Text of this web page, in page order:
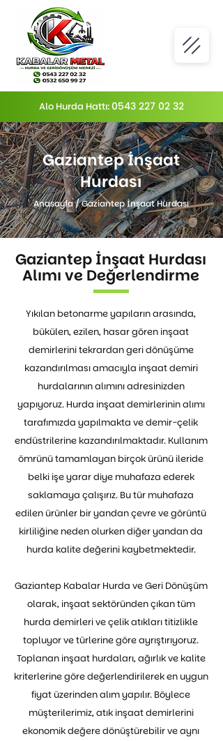
Alo Hurda Hattı:0543 227 02 32
Gaziantep İnşaat
Hurdası
Anasayfa/Gaziantep İnşaat Hurdası
Gaziantep İnşaat Hurdası
Alımı ve Değerlendirme
Yıkılan betonarme yapıların arasında,
bükülen, ezilen, hasar gören inşaat
demirlerini tekrardan geri dönüşüme
kazandırılması amacıyla inşaat demiri
hurdalarının alımını adresinizden
yapıyoruz. Hurda inşaat demirlerinin alımı
tarafımızda yapılmakta ve demir-çelik
endüstrilerine kazandırılmaktadır. Kullanım
ömrünü tamamlayan birçok ürünü ileride
belki işe yarar diye muhafaza ederek
saklamaya çalışırız. Bu tür muhafaza
edilen ürünler bir yandan çevre ve görüntü
kirliliğine neden olurken diğer yandan da
hurda kalite değerini kaybetmektedir.
Gaziantep Kabalar Hurda ve Geri Dönüşüm
olarak, inşaat sektöründen çıkan tüm
hurda demirleri ve çelik atıkları titizlikle
topluyor ve türlerine göre ayrıştırıyoruz.
Toplanan inşaat hurdaları, ağırlık ve kalite
kriterlerine göre değerlendirilerek en uygun
fiyat üzerinden alım yapılır. Böylece
müşterilerimiz, atık inşaat demirlerini
ekonomik değere dönüştürebilir ve aynı